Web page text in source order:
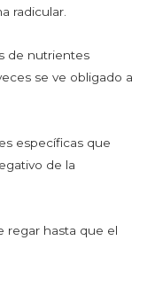
radicular.
de nutrientes
se ve obligado a
específicas que
de la
regar hasta que el